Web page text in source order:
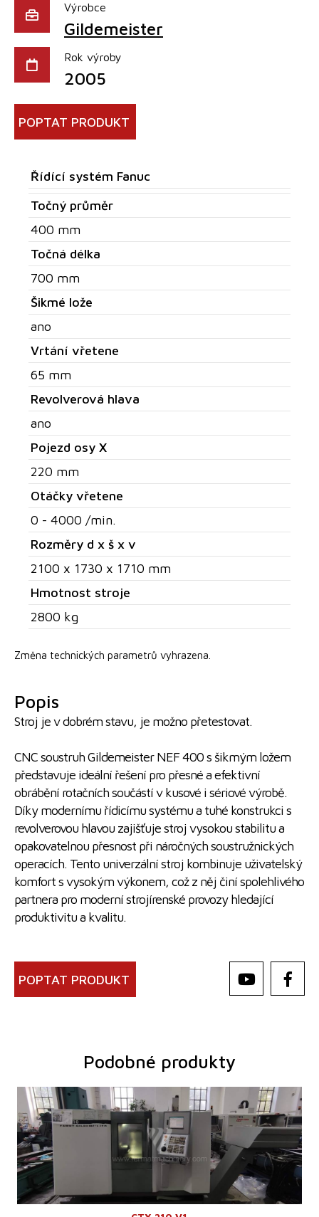
Výrobce
Gildemeister
Rok výroby
2005
POPTAT PRODUKT
Řídící systém Fanuc
Točný průměr
400 mm
Točná délka
700 mm
Šikmé lože
ano
Vrtání vřetene
65 mm
Revolverová hlava
ano
Pojezd osy X
220 mm
Otáčky vřetene
0 - 4000 /min.
Rozměry d x š x v
2100 x 1730 x 1710 mm
Hmotnost stroje
2800 kg
Změna technických parametrů vyhrazena.
Popis
Stroj je v dobrém stavu, je možno přetestovat.
CNC soustruh Gildemeister NEF 400 s šikmým ložem
představuje ideální řešení pro přesné a efektivní
obrábění rotačních součástí v kusové i sériové výrobě.
Díky modernímu řídicímu systému a tuhé konstrukci s
revolverovou hlavou zajišťuje stroj vysokou stabilitu a
opakovatelnou přesnost při náročných soustružnických
operacích. Tento univerzální stroj kombinuje uživatelský
komfort s vysokým výkonem, což z něj činí spolehlivého
partnera pro moderní strojírenské provozy hledající
produktivitu a kvalitu.
POPTAT PRODUKT
Podobné produkty
Rok výroby:
Řídící systém
ano
Řídící systém Fanuc
Točný průměr
200 mm
Točná délka
300 mm
Pojezd osy X
151 mm
Pojezd osy Z
Oběžný průměr nad suportem
290 mm
Otáčky vřetene
20 - 6000 /min.